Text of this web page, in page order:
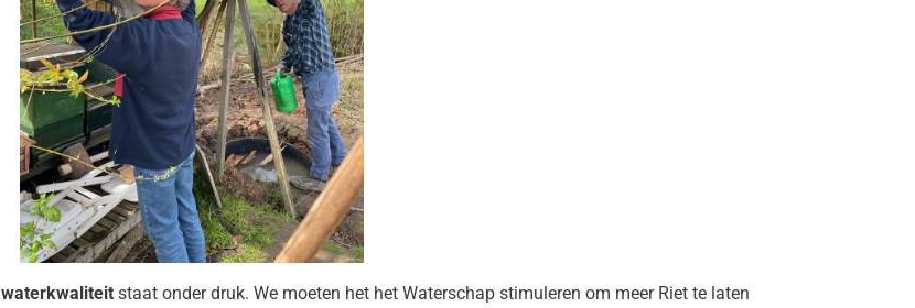
waterkwaliteitstaat onder druk. We moeten het het Waterschap stimuleren om meer Riet te laten